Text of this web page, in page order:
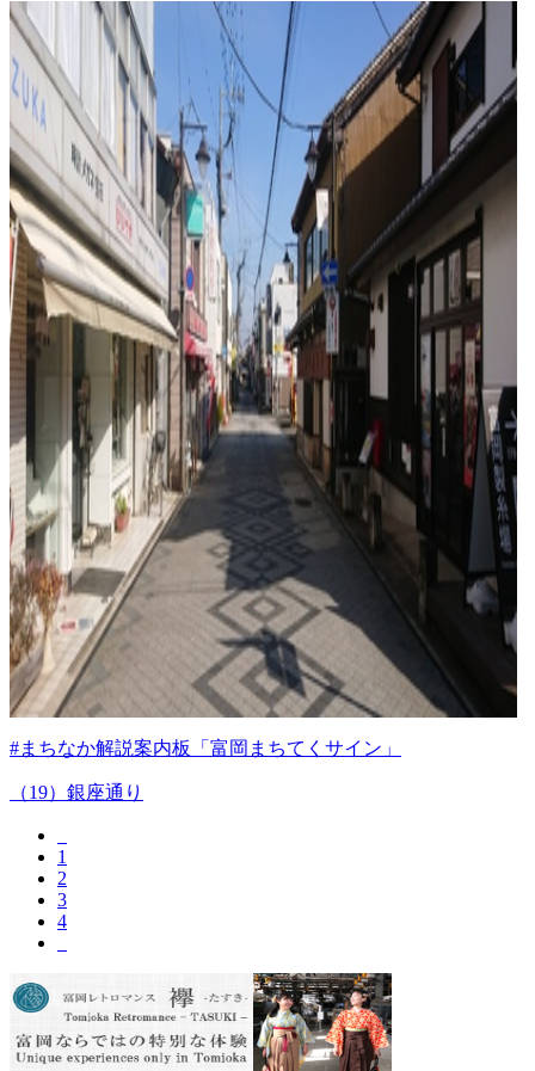
#まちなか解説案内板「富岡まちてくサイン」
（19）銀座通り
1
2
3
4